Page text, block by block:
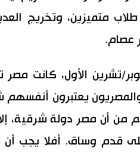
متميزين، وتخريج
عصام.
تشرين الأول، كانت مصر
والمصريون يعتبرون
أن مصر دولة شرقية، إلا
على قدم وساق. أفلا يجب